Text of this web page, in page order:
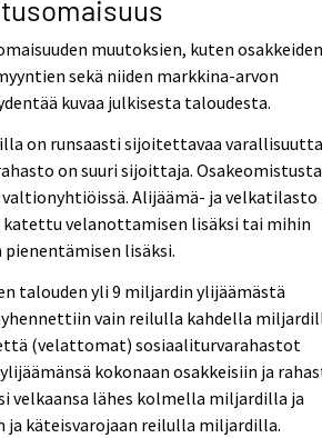
muutoksien, kuten
sekä niiden markkina-arvon
kuvaa julkisesta taloudesta.
on runsaasti sijoitettavaa
on suuri sijoittaja. Osakeomistusta
Alijäämä- ja velkatilasto
velanottamisen lisäksi tai mihin
lisäksi.
talouden yli 9 miljardin ylijäämästä
vain reilulla kahdella
(velattomat) sosiaaliturvarahastot
kokonaan osakkeisiin ja
velkaansa lähes kolmella miljardilla ja
ja käteisvarojaan reilulla miljardilla.